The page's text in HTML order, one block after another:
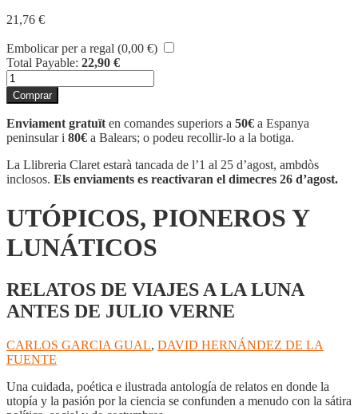
21,76 €
Embolicar per a regal (0,00 €)
Total Payable: 22,90 €
quantitat
de
UTÓPICOS,
PIONEROS
Y
LUNÁTICOS
Comprar
Enviament gratuït en comandes superiors a 50€ a Espanya
peninsular i 80€ a Balears; o podeu recollir-lo a la botiga.
La Llibreria Claret estarà tancada de l’1 al 25 d’agost, ambdòs
inclosos. Els enviaments es reactivaran el dimecres 26 d’agost.
UTÓPICOS, PIONEROS Y
LUNÁTICOS
RELATOS DE VIAJES A LA LUNA
ANTES DE JULIO VERNE
CARLOS GARCIA GUAL, DAVID HERNÁNDEZ DE LA
FUENTE
Una cuidada, poética e ilustrada antología de relatos en donde la
utopía y la pasión por la ciencia se confunden a menudo con la sátira